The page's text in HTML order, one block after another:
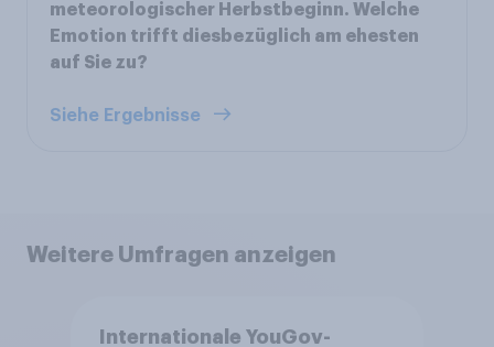
meteorologischer Herbstbeginn. Welche
Emotion trifft diesbezüglich am ehesten
auf Sie zu?
Siehe Ergebnisse
Weitere Umfragen anzeigen
Internationale YouGov-